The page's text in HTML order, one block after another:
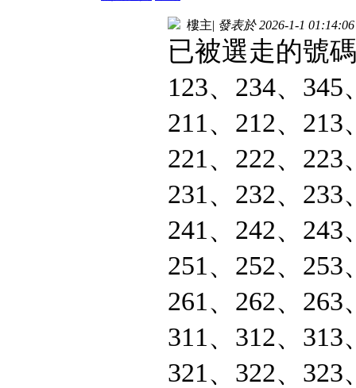
樓主| 發表於 2026-1-1 01:14:06
已被選走的號碼
123、234、345
211、212、213
221、222、223
231、232、233
241、242、243
251、252、253
261、262、263
311、312、313
321、322、323